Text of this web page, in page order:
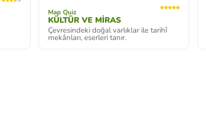
Map Quiz
KÜLTÜR VE MİRAS
Çevresindeki doğal varlıklar ile tarihî
mekânları, eserleri tanır.